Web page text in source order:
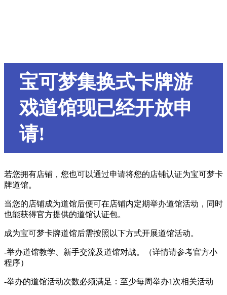
宝可梦集换式卡牌游
戏道馆现已经开放申
请!
若您拥有店铺，您也可以通过申请将您的店铺认证为宝可梦卡
牌道馆。
当您的店铺成为道馆后便可在店铺内定期举办道馆活动，同时
也能获得官方提供的道馆认证包。
成为宝可梦卡牌道馆后需按照以下方式开展道馆活动。
-举办道馆教学、新手交流及道馆对战。（详情请参考官方小
程序）
-举办的道馆活动次数必须满足：至少每周举办1次相关活动